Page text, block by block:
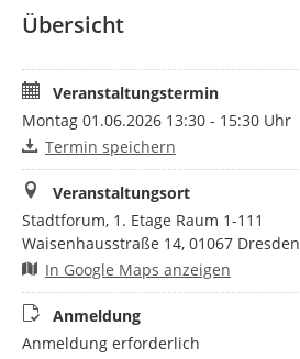
Übersicht
Veranstaltungstermin
Montag 01.06.2026 13:30 - 15:30 Uhr
Termin speichern
Veranstaltungsort
Stadtforum, 1. Etage Raum 1-111
Waisenhausstraße 14, 01067 Dresden
In Google Maps anzeigen
Anmeldung
Anmeldung erforderlich